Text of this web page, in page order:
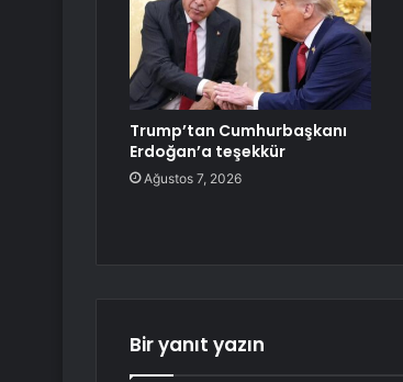
Trump’tan Cumhurbaşkanı
Erdoğan’a teşekkür
Ağustos 7, 2026
Bir yanıt yazın